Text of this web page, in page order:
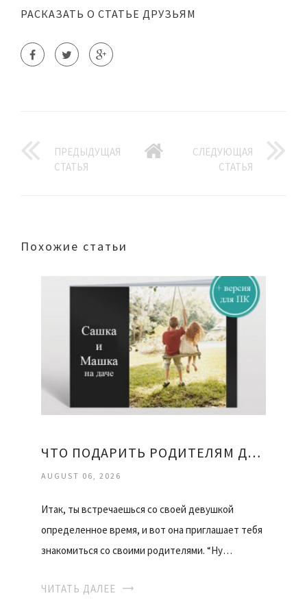
РАСКАЗАТЬ О СТАТЬЕ ДРУЗЬЯМ
ПРЕДЫДУЩАЯ
СТАТЬЯ
СЛЕДУЮЩАЯ
СТАТЬЯ
Похожие статьи
ЧТО ПОДАРИТЬ РОДИТЕЛЯМ ДЕВУШКИ
AUGUST 06, 2026
Итак, ты встречаешься со своей девушкой
определенное время, и вот она приглашает тебя
знакомиться со своими родителями. “Ну…
ЧИТАТЬ ДАЛЕЕ